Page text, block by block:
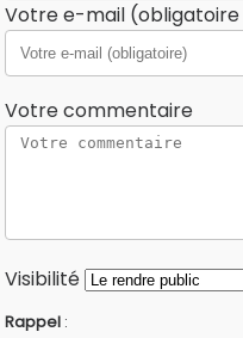
Votre e-mail
Votre commentaire
Visibilité
Rappel :